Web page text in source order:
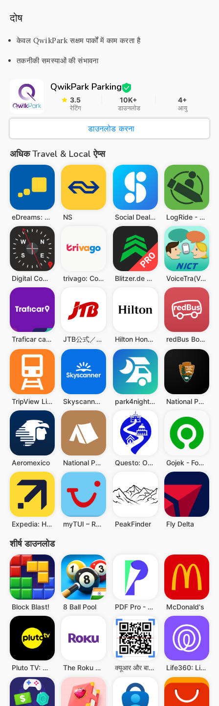
दोष
केवल QwikPark सक्षम पार्कों में काम करता है
तकनीकी समस्याओं की संभावना
QwikPark Parking
3.5
रेटिंग
10K+
डाउनलोड
4+
आयु
डाउनलोड करना
अधिक Travel & Local ऐप्स
eDreams: Flights, Hotels, Cars NS Social Deal - The best deals LogRide - Theme Park Database
Digital Compass - Compass Maps trivago: Compare hotel prices Blitzer.de PRO VoiceTra(Voice Translator)
Traficar carsharing JTB公式／旅行検索・予約確認アプリ Hilton Honors: Book Hotels redBus Book Bus, Train Tickets
TripView Lite Skyscanner Flights Hotels Cars park4night - Motorhome camper National Park Service
Aeromexico National Park Trail Guide Questo: Outdoor Escape Games Gojek - Food & Transportation
Expedia: Hotels, Flights & Car myTUI – Reisen & Erlebnisse PeakFinder Fly Delta
शीर्ष डाउनलोड
Block Blast! 8 Ball Pool PDF Pro - Reader & Maker McDonald's
Pluto TV: Watch Free Movies/TV The Roku App (Official) क्यूआर और बारकोड स्कैनर Life360: Live Location Sharing